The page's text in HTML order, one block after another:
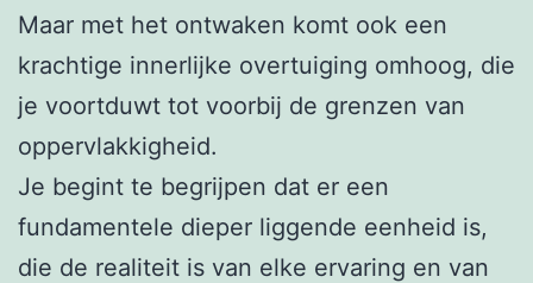
Maar met het ontwaken komt ook een
krachtige innerlijke overtuiging omhoog, die
je voortduwt tot voorbij de grenzen van
oppervlakkigheid.
Je begint te begrijpen dat er een
fundamentele dieper liggende eenheid is,
die de realiteit is van elke ervaring en van